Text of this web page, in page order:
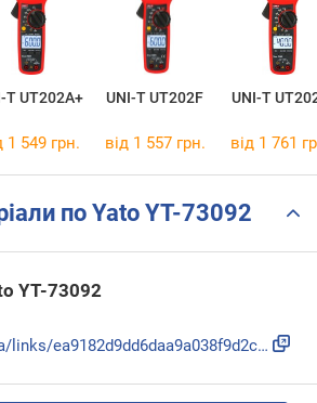
T UT202A+ UNI-T UT202F UNI-T
1 549 грн. від 1 557 грн. від 1 761
по Yato YT-73092
YT-73092
https://toya24.pl/data/links/ea9182d9dd6daa9a038f9d2c802ff8...